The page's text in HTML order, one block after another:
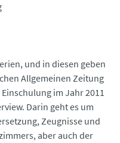
und in diesen geben
Allgemeinen Zeitung
im Jahr 2011
Darin geht es um
Zeugnisse und
aber auch der